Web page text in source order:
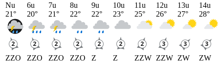
Nu
21°
ZZO
6u
20°
ZZO
7u
21°
ZZO
8u
22°
ZZO
9u
22°
Z
10u
23°
Z
11u
25°
ZZW
12u
26°
ZZW
13u
27°
ZW
14u
28°
ZW